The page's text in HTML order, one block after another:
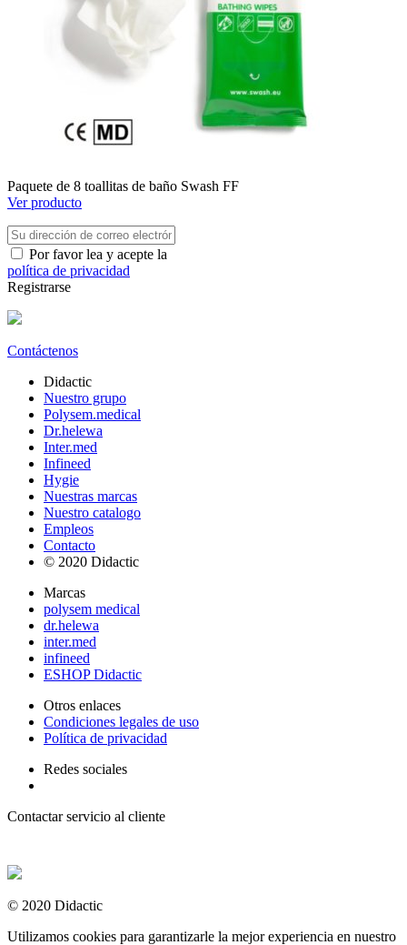
Paquete de 8 toallitas de baño Swash FF
Ver producto
Por favor lea y acepte la
política de privacidad
Registrarse
Contáctenos
Didactic
Nuestro grupo
Polysem.medical
Dr.helewa
Inter.med
Infineed
Hygie
Nuestras marcas
Nuestro catalogo
Empleos
Contacto
© 2020 Didactic
Marcas
polysem medical
dr.helewa
inter.med
infineed
ESHOP Didactic
Otros enlaces
Condiciones legales de uso
Política de privacidad
Redes sociales
Contactar servicio al cliente
© 2020 Didactic
Utilizamos cookies para garantizarle la mejor experiencia en nuestro